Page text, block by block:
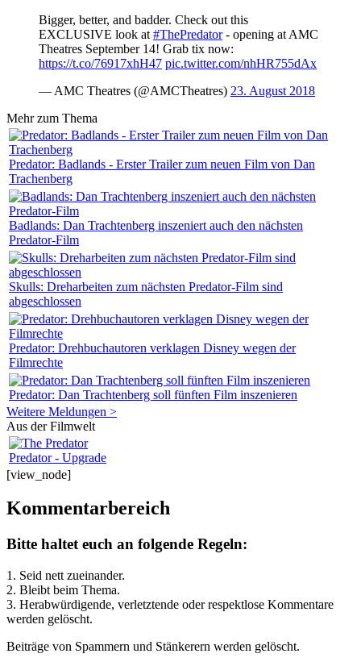
Bigger, better, and badder. Check out this
EXCLUSIVE look at #ThePredator- opening at AMC
Theatres September 14! Grab tix now:
https://t.co/76917xhH47 pic.twitter.com/nhHR755dAx
— AMC Theatres (@AMCTheatres) 23. August 2018
Mehr zum Thema
Predator: Badlands - Erster Trailer zum neuen Film von Dan
Trachenberg
Badlands: Dan Trachtenberg inszeniert auch den nächsten
Predator-Film
Skulls: Dreharbeiten zum nächsten Predator-Film sind
abgeschlossen
Predator: Drehbuchautoren verklagen Disney wegen der
Filmrechte
Predator: Dan Trachtenberg soll fünften Film inszenieren
Weitere Meldungen >
Aus der Filmwelt
Predator - Upgrade
[view_node]
Kommentarbereich
Bitte haltet euch an folgende Regeln:
1. Seid nett zueinander.
2. Bleibt beim Thema.
3. Herabwürdigende, verletztende oder respektlose Kommentare
werden gelöscht.
Beiträge von Spammern und Stänkerern werden gelöscht.